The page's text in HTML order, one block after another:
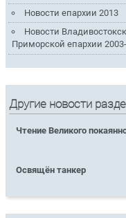
Новости епархии 2013
Новости
Приморской епархии
Другие новости
Чтение Великого
Освящён танкер